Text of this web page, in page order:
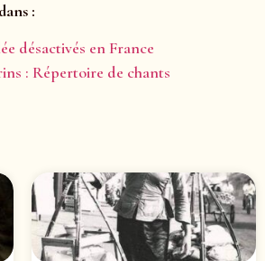
:
désactivés en France
: Répertoire de chants